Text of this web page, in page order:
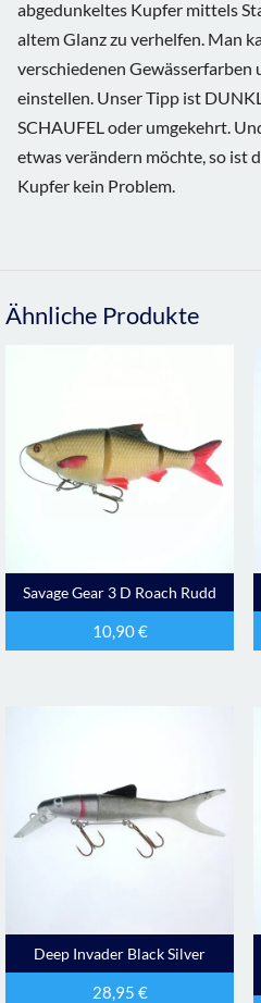
abgedunkeltes Kupfer mittels
altem Glanz zu verhelfen. Man
verschiedenen
einstellen. Unser Tipp ist
SCHAUFEL oder umgekehrt.
etwas verändern möchte, so ist
Kupfer kein Problem.
Ähnliche Produkte
Savage Gear 3 D Roach Rudd
10,90€
Deep Invader Black Silver
28,95 €